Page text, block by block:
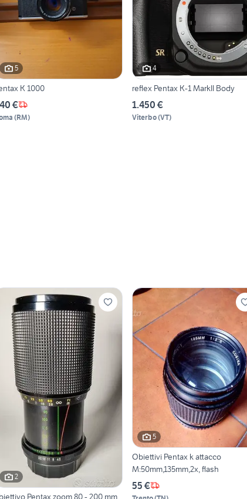
5
K 1000
€
(RM)
4
reflex Pentax K-1 MarkII Body
1.450 €
Viterbo(VT)
2
Pentax zoom 80 - 200 mm
5
Obiettivi Pentax k attacco
M:50mm,135mm,2x, flash
55 €